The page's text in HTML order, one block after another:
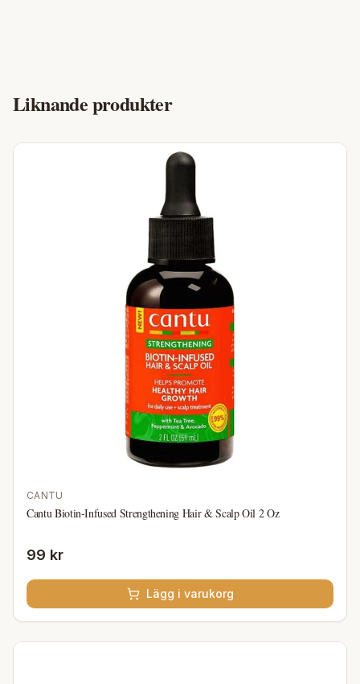
Liknande produkter
CANTU
Cantu Biotin-Infused Strengthening Hair & Scalp Oil 2 Oz
99 kr
Lägg i varukorg